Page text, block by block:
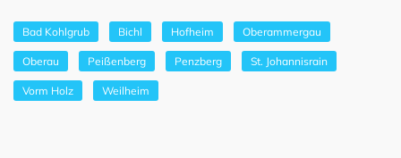
Bad Kohlgrub Bichl Hofheim Oberammergau
Oberau Peißenberg Penzberg St. Johannisrain
Vorm Holz Weilheim